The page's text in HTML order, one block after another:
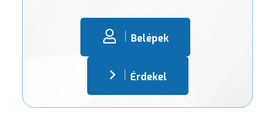
Belépek
Érdekel